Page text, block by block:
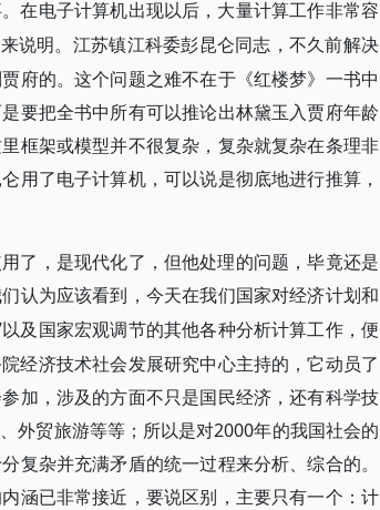
在电子计算机出现以后，大量计算工作非常容
说明。江苏镇江科委彭昆仑同志，不久前解决
府的。这个问题之难不在于《红楼梦》一书中
要把全书中所有可以推论出林黛玉入贾府年龄
框架或模型并不很复杂，复杂就复杂在条理非
用了电子计算机，可以说是彻底地进行推算，
了，是现代化了，但他处理的问题，毕竟还是
认为应该看到，今天在我们国家对经济计划和
及国家宏观调节的其他各种分析计算工作，便
经济技术社会发展研究中心主持的，它动员了
加，涉及的方面不只是国民经济，还有科学技
外贸旅游等等；所以是对2000年的我国社会的
复杂并充满矛盾的统一过程来分析、综合的。
涵已非常接近，要说区别，主要只有一个：计